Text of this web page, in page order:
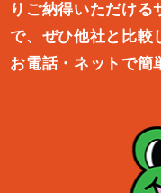
りご納得いただける
で、ぜひ他社と比較
お電話・ネットで簡